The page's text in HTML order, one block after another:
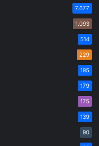
7.677
1.093
514
229
195
179
175
139
90